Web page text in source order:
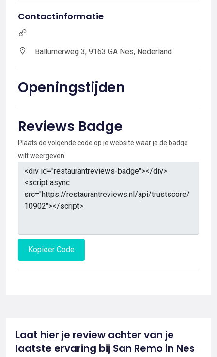
Contactinformatie
Ballumerweg 3, 9163 GA Nes, Nederland
Openingstijden
Reviews Badge
Plaats de volgende code op je website waar je de badge
wilt weergeven:
Kopieer Code
Laat hier je review achter van je
laatste ervaring bij San Remo in Nes